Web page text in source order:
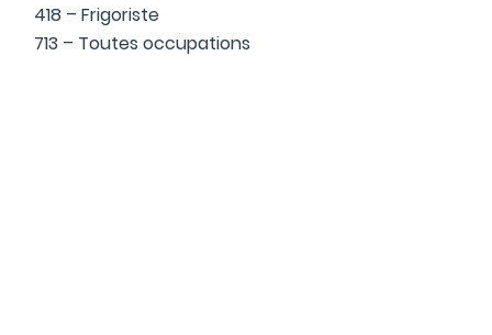
418 – Frigoriste
713 – Toutes occupations